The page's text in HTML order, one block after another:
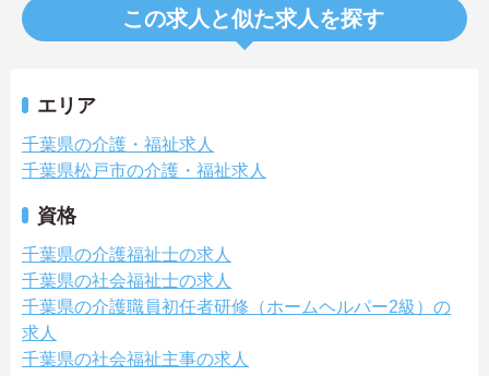
この求人と似た求人を探す
エリア
千葉県の介護・福祉求人
千葉県松戸市の介護・福祉求人
資格
千葉県の介護福祉士の求人
千葉県の社会福祉士の求人
千葉県の介護職員初任者研修（ホームヘルパー2級）の
求人
千葉県の社会福祉主事の求人